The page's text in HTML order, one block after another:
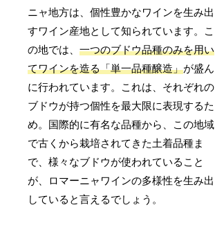
ニャ地方は、個性豊かなワインを生み出
すワイン産地として知られています。こ
の地では、一つのブドウ品種のみを用い
てワインを造る「単一品種醸造」が盛ん
に行われています。これは、それぞれの
ブドウが持つ個性を最大限に表現するた
め。国際的に有名な品種から、この地域
で古くから栽培されてきた土着品種ま
で、様々なブドウが使われていること
が、ロマーニャワインの多様性を生み出
していると言えるでしょう。